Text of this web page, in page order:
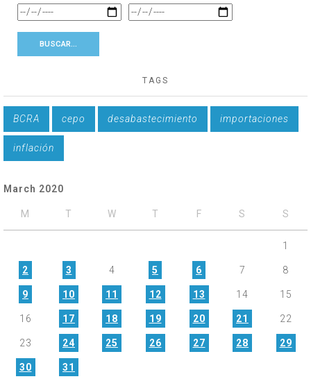
TAGS
BCRA cepo desabastecimiento importaciones
inflación
March 2020
M T W T F S S
1
2 3 4 5 6 7 8
9 10 11 12 13 14 15
16 17 18 19 20 21 22
23 24 25 26 27 28 29
30
31